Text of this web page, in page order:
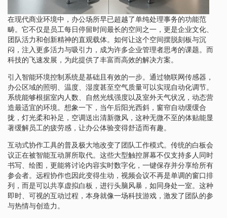
在现代商业环境中，办公场所早已超越了单纯处理事务的功能范
畴。它不仅是员工每日停留时间最长的空间之一，更是企业文化、
团队活力和创新精神的直观载体。如何让这个空间摆脱刻板与沉
闷，注入更多活力与吸引力，成为许多企业管理者思考的课题。而
科技的飞速发展，为此提供了丰富而高效的解决方案。
引入智能环境控制系统是基础且有效的一步。通过物联网传感器，
办公区域的照明、温度、湿度甚至空气质量可以实现自动化调节。
系统能够根据室内人数、自然光线强度以及室外天气状况，动态营
造最适宜的环境。想象一下，当午后阳光西斜，窗帘自动缓缓合
拢，灯光柔和补足，空调送出清新微风，这种无微不至的体贴能显
著缓解员工的疲劳感，让办公体验变得舒适而有趣。
互动式协作工具的普及极大地改变了团队工作模式。传统的白板会
议正在被智能互动屏所取代。这些大型触控屏幕不仅支持多人同时
书写、绘图，更能将讨论内容实时数字化，一键保存并分享给所有
参会者。远程协作也因此变得生动，视频会议不再是单调的窗口排
列，而是可以共享虚拟白板，进行头脑风暴，如同身处一室。这种
即时、可视的互动过程，本身就像一场科技游戏，激发了团队的参
与热情与创造力。